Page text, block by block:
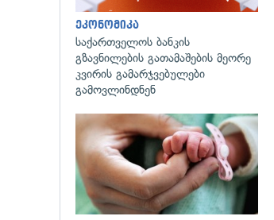
ეკონომიკა
საქართველოს ბანკის
გზავნილების გათამაშების მეორე
კვირის გამარჯვებულები
გამოვლინდნენ